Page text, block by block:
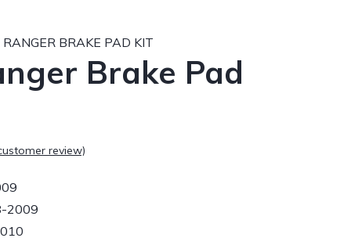
BRAKE PAD KIT
Brake Pad
review)
2009